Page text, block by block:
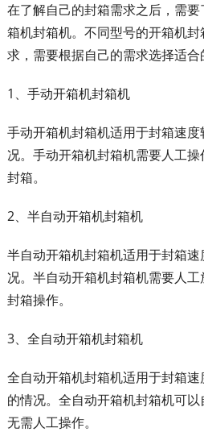
在了解自己的封箱需求之后，需
箱机封箱机。不同型号的开箱机
求，需要根据自己的需求选择适合
1、手动开箱机封箱机
手动开箱机封箱机适用于封箱速
况。手动开箱机封箱机需要人工
封箱。
2、半自动开箱机封箱机
半自动开箱机封箱机适用于封箱
况。半自动开箱机封箱机需要人
封箱操作。
3、全自动开箱机封箱机
全自动开箱机封箱机适用于封箱
的情况。全自动开箱机封箱机可以
无需人工操作。